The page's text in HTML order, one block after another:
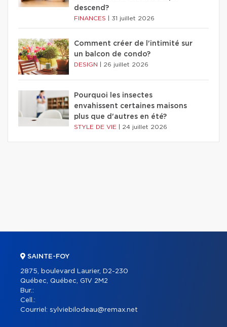
descend?
FINANCES 31 juillet 2026
Comment créer de l'intimité sur
un balcon de condo?
DESIGN 26 juillet 2026
Pourquoi les insectes
envahissent certaines maisons
plus que d'autres en été?
STYLE DE VIE 24 juillet 2026
SAINTE-FOY
2875, boulevard Laurier, D2-230
Québec, Québec, G1V 2M2
Bur.:
Cell.:
Courriel: sylviebilodeau@remax.net